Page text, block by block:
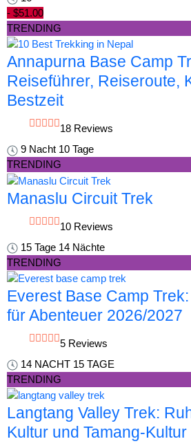
- $51.00
TRENDING
Annapurna Base Camp
Reiseführer, Reiseroute,
Bestzeit
18 Reviews
9 Nacht 10 Tage
TRENDING
Manaslu Circuit Trek
10 Reviews
15 Tage 14 Nächte
TRENDING
Everest Base Camp
für Abenteuer 2026/2027
5 Reviews
14 NACHT 15 TAGE
TRENDING
Langtang Valley Trek:
Kultur und Tamang-